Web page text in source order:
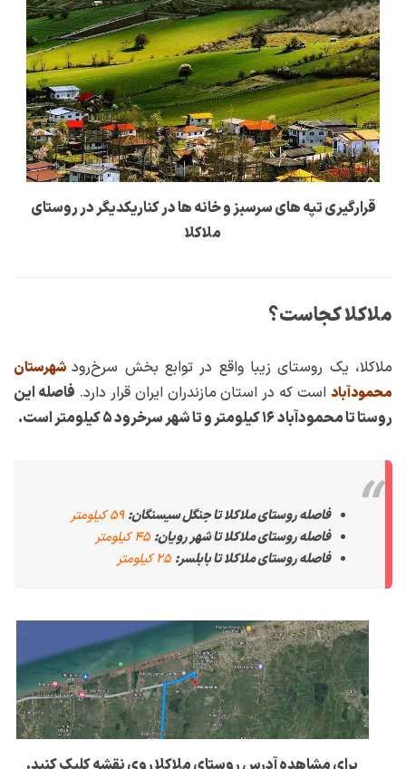
قرارگیری تپه های سرسبز و خانه ها در کناریکدیگر در روستای
ملاکلا
ملاکلا کجاست؟
ملاکلا، یک روستای زیبا واقع در توابع بخش سرخ‌رودشهرستان
محمودآباداست که در استان مازندران ایران قرار دارد. فاصله این
روستا تا محمودآباد ۱۶ کیلومتر و تا شهر سرخرود ۵ کیلومتر است.
فاصله روستای ملاکلا تا جنگل سیسنگان: ۵۹ کیلومتر
فاصله روستای ملاکلا تا شهر رویان: ۴۵ کیلومتر
فاصله روستای ملاکلا تا بابلسر: ۲۵ کیلومتر